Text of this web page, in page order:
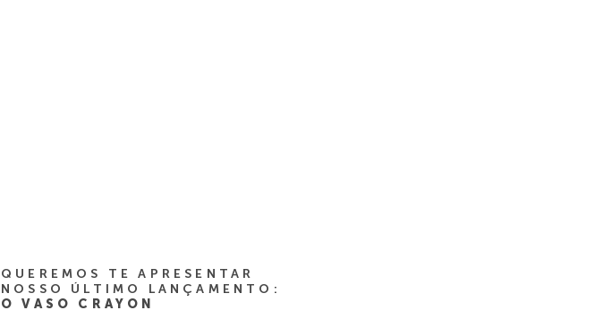
QUEREMOS TE APRESENTAR
NOSSO ÚLTIMO LANÇAMENTO:
O VASO CRAYON